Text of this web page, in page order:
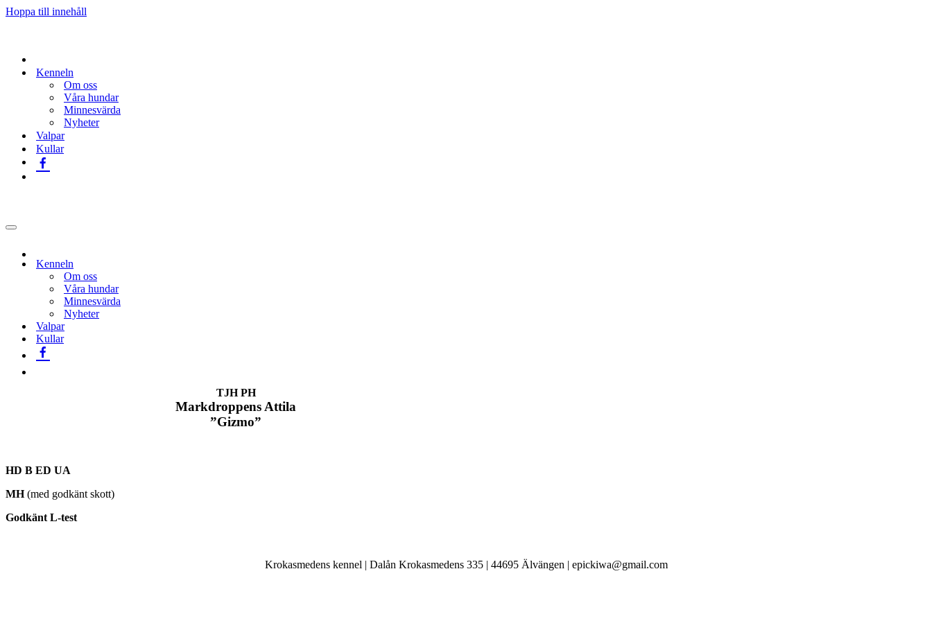
Hoppa till innehåll
Kenneln
Om oss
Våra hundar
Minnesvärda
Nyheter
Valpar
Kullar
Navigeringsmeny
Kenneln
Om oss
Våra hundar
Minnesvärda
Nyheter
Valpar
Kullar
TJH PH
Markdroppens Attila
”Gizmo”
HD B ED UA
MH(med godkänt skott)
Godkänt L-test
Krokasmedens kennel | Dalån Krokasmedens 335 | 44695 Älvängen | epickiwa@gmail.com